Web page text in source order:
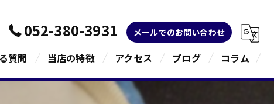
052-380-3931 メールでのお問い合わせ
質問 当店の特徴 アクセス ブログ コラム